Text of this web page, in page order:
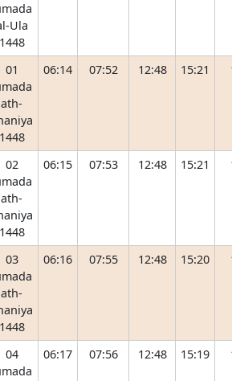
Ula
1448
01
ath-
1448
06:14 07:52 12:48 15:21
02
ath-
1448
06:15 07:53 12:48 15:21
03
ath-
1448
06:16 07:55 12:48 15:20
04
06:17 07:56 12:48 15:19